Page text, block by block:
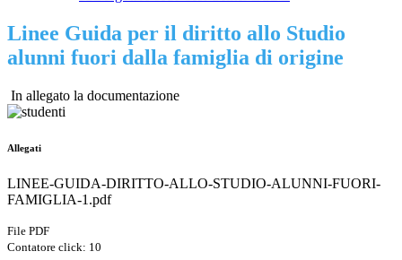
Linee Guida per il diritto allo Studio
alunni fuori dalla famiglia di origine
In allegato la documentazione
Allegati
LINEE-GUIDA-DIRITTO-ALLO-STUDIO-ALUNNI-FUORI-
FAMIGLIA-1.pdf
File PDF
Contatore click: 10